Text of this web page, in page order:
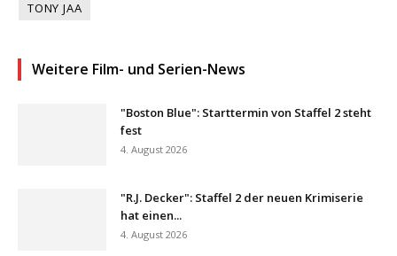
TONY JAA
Weitere Film- und Serien-News
"Boston Blue": Starttermin von Staffel 2 steht
fest
4. August 2026
"R.J. Decker": Staffel 2 der neuen Krimiserie
hat einen...
4. August 2026